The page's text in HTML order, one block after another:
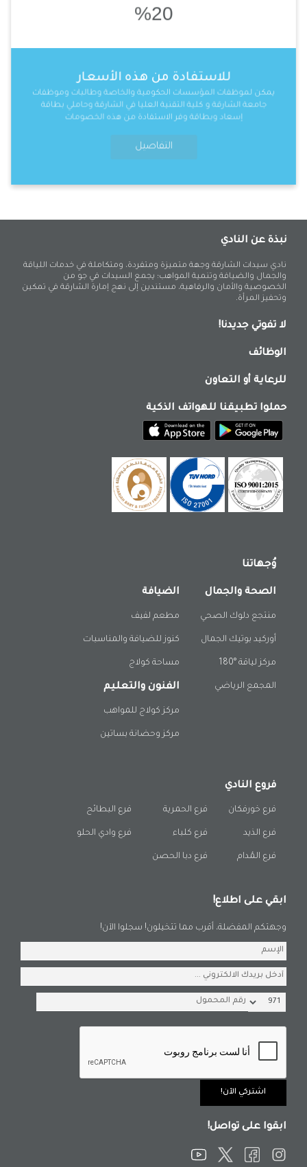
%20
للاستفادة من هذه الأسعار
يمكن لموظفات المؤسسات الحكومية والخاصة وطالبات وموظفات
جامعة الشارقة و كلية التقنية العليا في الشارقة وحاملي بطاقة
إسعاد وبطاقة وفر الاستفادة من هذه الخصومات
التفاصيل
نبذة عن النادي
نادي سيدات الشارقة وجهة متميزة ومتفردة، ومتكاملة في خدمات اللياقة
والجمال والضيافة وتنمية المواهب؛ يجمع السيدات في جو من
الخصوصية والأمان والرفاهية، مستندين إلى نهج إمارة الشارقة في تمكين
وتحفيز المرأة.
لا تفوتي جديدنا!
الوظائف
للرعاية أو التعاون
حملوا تطبيقنا للهواتف الذكية
وُجهاتنا
الصحة والجمال
منتجع دلوك الصحي
أوركيد بوتيك الجمال
مركز لياقة °180
المجمع الرياضي
الضيافة
مطعم لفيف
كنوز للضيافة والمناسبات
مساحة كولاج
الفنون والتعليم
مركز كولاج للمواهب
مركز وحضانة بساتين
فروع النادي
فرع خورفكان
فرع الذيد
فرع المُدام
فرع الحمرية
فرع كلباء
فرع دبا الحصن
فرع البطائح
فرع وادي الحلو
ابقي على اطلاع!
وجهتكم المفضلة، أقرب مما تتخيلون! سجلوا الآن!
ابقوا على تواصل!